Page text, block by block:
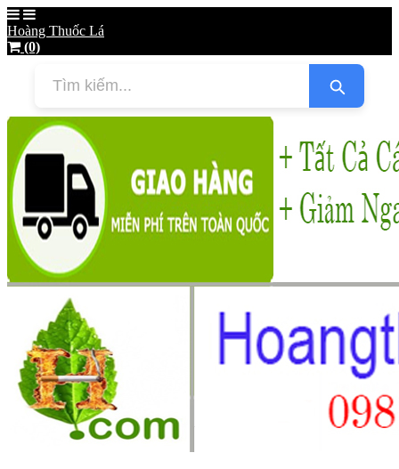
Hoàng Thuốc Lá
(0)